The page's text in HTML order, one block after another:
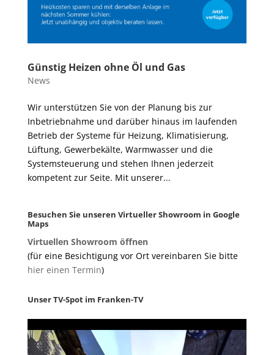
Günstig Heizen ohne Öl und Gas
News
Wir unterstützen Sie von der Planung bis zur
Inbetriebnahme und darüber hinaus im laufenden
Betrieb der Systeme für Heizung, Klimatisierung,
Lüftung, Gewerbekälte, Warmwasser und die
Systemsteuerung und stehen Ihnen jederzeit
kompetent zur Seite. Mit unserer...
Besuchen Sie unseren Virtueller Showroom in Google
Maps
Virtuellen Showroom öffnen
(für eine Besichtigung vor Ort vereinbaren Sie bitte
hier einen Termin)
Unser TV-Spot im Franken-TV
Player